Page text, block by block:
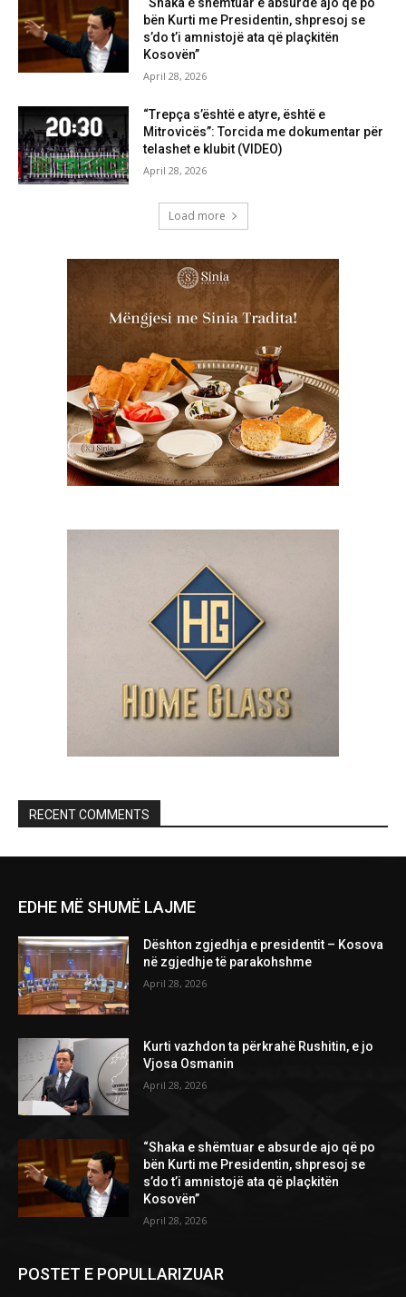
“Shaka e shëmtuar e absurde ajo që po
bën Kurti me Presidentin, shpresoj se
s’do t’i amnistojë ata që plaçkitën
Kosovën”
April 28, 2026
“Trepça s’është e atyre, është e
Mitrovicës”: Torcida me dokumentar për
telashet e klubit (VIDEO)
April 28, 2026
Load more
RECENT COMMENTS
EDHE MË SHUMË LAJME
Dështon zgjedhja e presidentit – Kosova
në zgjedhje të parakohshme
April 28, 2026
Kurti vazhdon ta përkrahë Rushitin, e jo
Vjosa Osmanin
April 28, 2026
“Shaka e shëmtuar e absurde ajo që po
bën Kurti me Presidentin, shpresoj se
s’do t’i amnistojë ata që plaçkitën
Kosovën”
April 28, 2026
POSTET E POPULLARIZUAR